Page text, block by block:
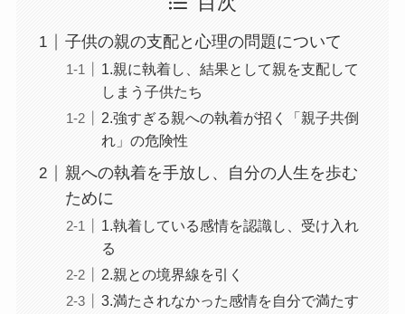
子供の親の支配と心理の問題について
1.親に執着し、結果として親を支配して
しまう子供たち
2.強すぎる親への執着が招く「親子共倒
れ」の危険性
親への執着を手放し、自分の人生を歩む
ために
1.執着している感情を認識し、受け入れ
る
2.親との境界線を引く
3.満たされなかった感情を自分で満たす